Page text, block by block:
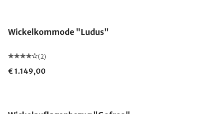
Wickelkommode "Ludus"
(2)
€ 1.149,00